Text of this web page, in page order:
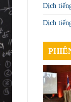
Dịch
Dịch